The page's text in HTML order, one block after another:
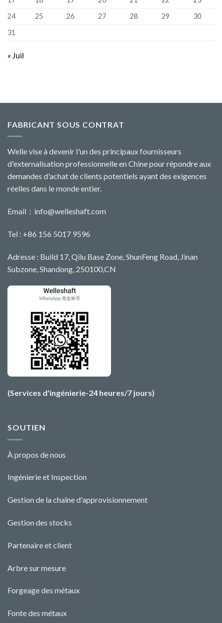
24
25 26 27 28 29
30
31
« Juil
FABRICANT SOUS CONTRAT
Welle vise à devenir l'un des principaux fournisseurs
d'externalisation professionnelle en Chine pour répondre aux
demandes d'achat de clients potentiels ayant des exigences
réelles dans le monde entier.
Email： info@welleshaft.com
Tel : +86 156 5017 9596
Adresse : Build 17, Qilu Base Zone, ShunFeng Road, Jinan
Subzone, Shandong, 250100,CN
(Services d'ingénierie-24 heures/7 jours)
SOUTIEN
À propos de nous
Ingénierie et Inspection
Gestion de la chaîne d'approvisionnement
Gestion des stocks
Partenaire et client
Arbre sur mesure
Forgeage des métaux
Fonte des métaux